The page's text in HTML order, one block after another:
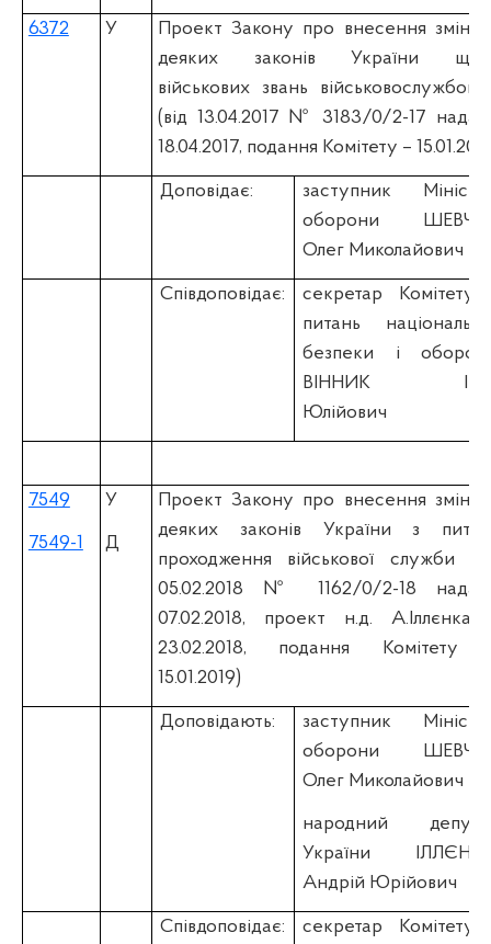
6372 У
Проект Закону про внесення змін
деяких законів України
військових звань
(вiд 13.04.2017 № 3183/0/2-17
18.04.2017, подання Комітету –
Доповідає:
заступник
оборони
Олег Миколайович
Співдоповідає:
секретар Комітету
питань
безпеки і
ВІННИК
Юлійович
7549
7549-1
У
Д
Проект Закону про внесення змін
деяких законів України з
проходження військової служби
05.02.2018 № 1162/0/2-18
07.02.2018, проект н.д. А.Іллєнка
23.02.2018, подання Комітету
15.01.2019)
Доповідають:
заступник
оборони
Олег Миколайович
народний
України
Андрій Юрійович
Співдоповідає:
секретар Комітету